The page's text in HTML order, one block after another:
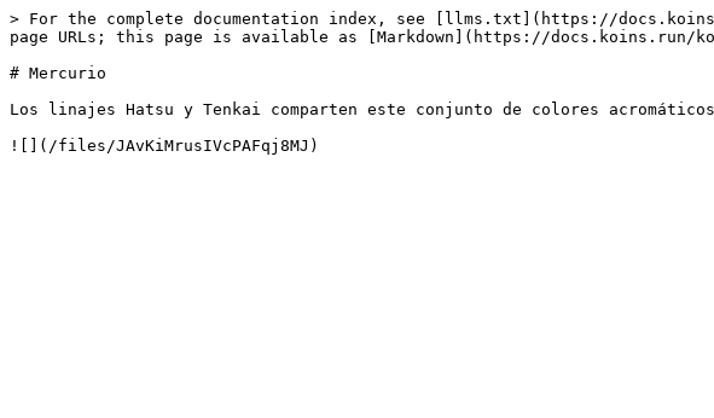
> For the complete documentation index, see [llms.txt](https://
page URLs; this page is available as [Markdown](https://docs.koins.run/
# Mercurio
Los linajes Hatsu y Tenkai comparten este conjunto de colores